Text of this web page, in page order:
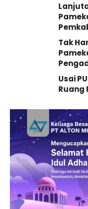
Tak
Usai
Ruang